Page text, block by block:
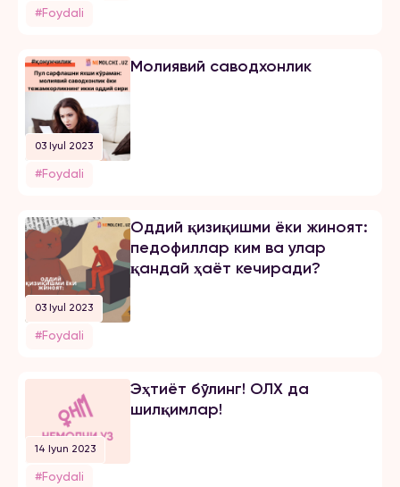
#Foydali
03 Iyul 2023
Молиявий саводхонлик
#Foydali
03 Iyul 2023
Оддий қизиқишми ёки жиноят:
педофиллар ким ва улар
қандай ҳаёт кечиради?
#Foydali
14 Iyun 2023
Эҳтиёт бўлинг! ОЛХ да
шилқимлар!
#Foydali